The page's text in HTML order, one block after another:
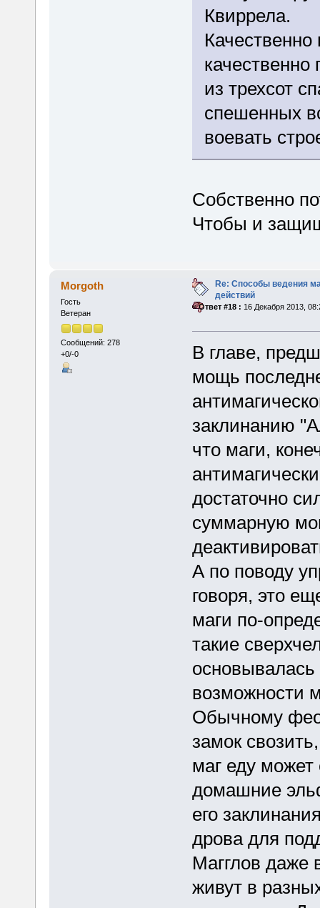
Квиррела.
Качественно
из трехсот
спешенных
воевать
Собственно
Чтобы и
Morgoth
Гость
Ветеран
Сообщений: 278
+0/-0
Re: Способы ведения
действий
«Ответ #18 : 16 Декабря 2013,
В главе,
мощь
заклинанию
что маги,
достаточно
суммарную
А по поводу
говоря, это
маги по-
такие
основывалась
возможности
Обычному
замок
маг еду может
домашние
его
дрова для
Магглов даже
живут в